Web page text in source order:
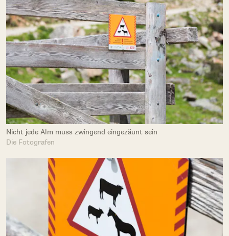
Nicht jede Alm muss zwingend eingezäunt sein
Die Fotografen